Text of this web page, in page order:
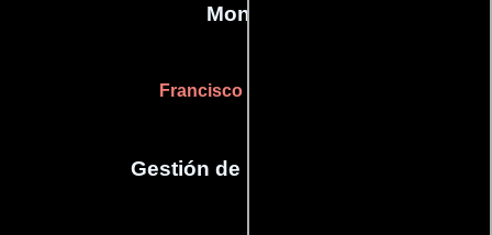
Montaje
Francisco Menéndez
Gestión de producción